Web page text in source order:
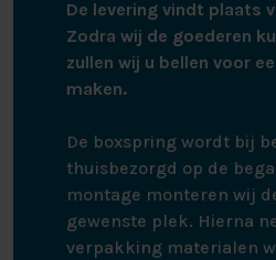
De levering vindt plaats
Zodra wij de goederen
zullen wij u bellen voor
maken.
De boxspring wordt bij
thuisbezorgd op de
montage monteren wij
gewenste plek. Hierna
verpakking materialen